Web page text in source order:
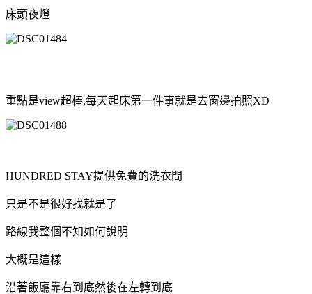
床頭夜燈
重點是view超棒,每天起床第一件事就是去窗邊拍照XD
HUNDRED STAY提供免費的洗衣間
只是不是很好找就是了
路線我整個不知如何說明
大概是這樣
沿著飯廳靠右到底然後在左轉到底